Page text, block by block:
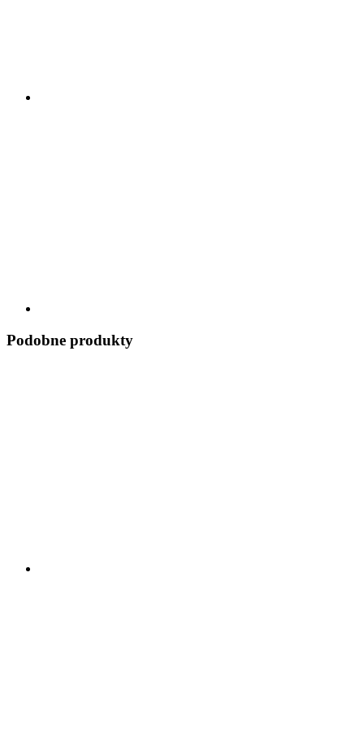
Podobne produkty